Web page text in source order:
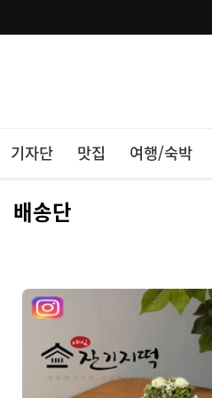
기자단 맛집 여행/숙박
배송단